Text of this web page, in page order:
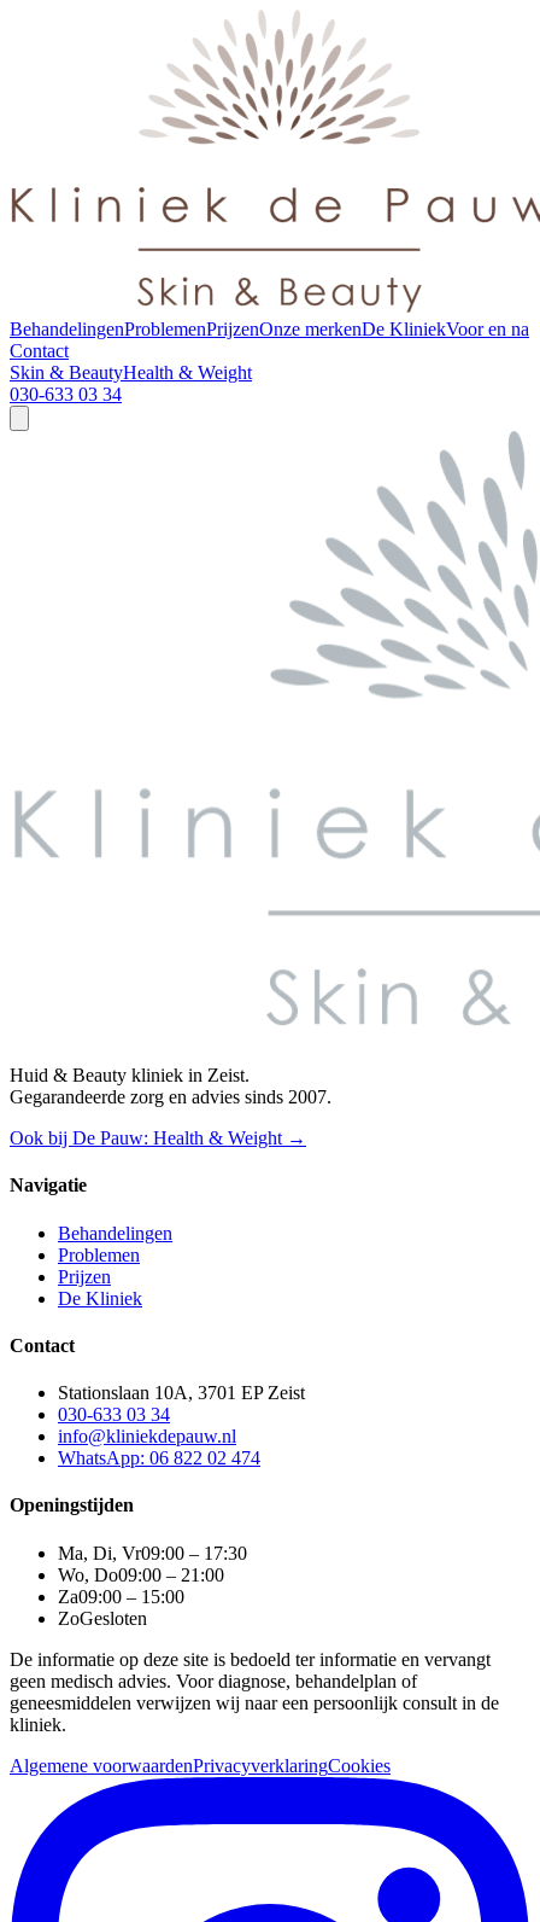
BehandelingenProblemenPrijzenOnze merkenDe KliniekVoor en na
Contact
Skin & BeautyHealth & Weight
030-633 03 34
Huid & Beauty kliniek in Zeist.
Gegarandeerde zorg en advies sinds 2007.
Ook bij De Pauw: Health & Weight →
Navigatie
Behandelingen
Problemen
Prijzen
De Kliniek
Contact
Stationslaan 10A, 3701 EP Zeist
030-633 03 34
info@kliniekdepauw.nl
WhatsApp: 06 822 02 474
Openingstijden
Ma, Di, Vr09:00 – 17:30
Wo, Do09:00 – 21:00
Za09:00 – 15:00
ZoGesloten
De informatie op deze site is bedoeld ter informatie en vervangt
geen medisch advies. Voor diagnose, behandelplan of
geneesmiddelen verwijzen wij naar een persoonlijk consult in de
kliniek.
Algemene voorwaardenPrivacyverklaringCookies